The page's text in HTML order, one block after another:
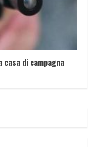
casa di campagna